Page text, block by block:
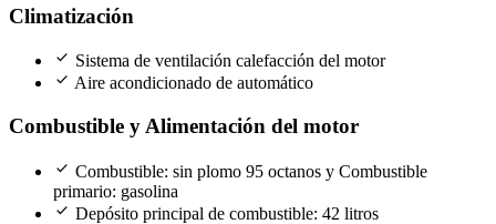
Climatización
check Sistema de ventilación calefacción del motor
check Aire acondicionado de automático
Combustible y Alimentación del motor
check Combustible: sin plomo 95 octanos y Combustible
primario: gasolina
check Depósito principal de combustible: 42 litros